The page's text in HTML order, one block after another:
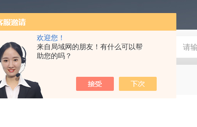
欢迎您！
来自局域网的朋友！有什么可以帮
助您的吗？
HLT-001土壤检测仪器土壤采样套装 德国MN 91346过